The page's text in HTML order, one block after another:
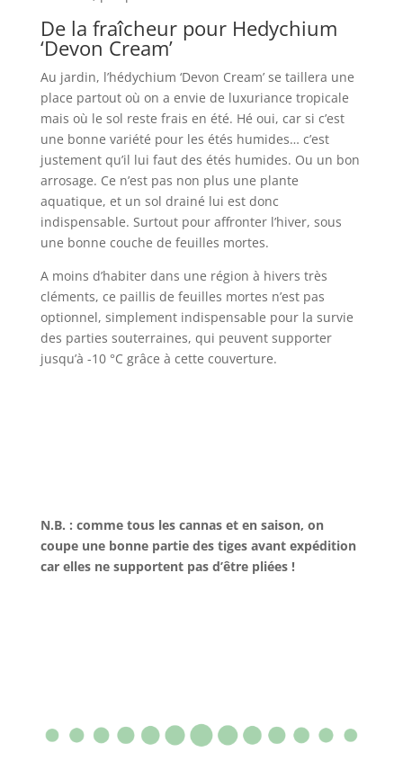
De la fraîcheur pour Hedychium
‘Devon Cream’
Au jardin, l’hédychium ‘Devon Cream’ se taillera une
place partout où on a envie de luxuriance tropicale
mais où le sol reste frais en été. Hé oui, car si c’est
une bonne variété pour les étés humides… c’est
justement qu’il lui faut des étés humides. Ou un bon
arrosage. Ce n’est pas non plus une plante
aquatique, et un sol drainé lui est donc
indispensable. Surtout pour affronter l’hiver, sous
une bonne couche de feuilles mortes.
A moins d’habiter dans une région à hivers très
cléments, ce paillis de feuilles mortes n’est pas
optionnel, simplement indispensable pour la survie
des parties souterraines, qui peuvent supporter
jusqu’à -10 °C grâce à cette couverture.
N.B. : comme tous les cannas et en saison, on
coupe une bonne partie des tiges avant expédition
car elles ne supportent pas d’être pliées !